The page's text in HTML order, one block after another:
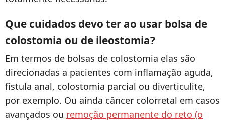
Que cuidados devo ter ao usar bolsa de
colostomia ou de ileostomia?
Em termos de bolsas de colostomia elas são
direcionadas a pacientes com inflamação aguda,
fístula anal, colostomia parcial ou diverticulite,
por exemplo. Ou ainda câncer colorretal em casos
avançados ou remoção permanente do reto (o